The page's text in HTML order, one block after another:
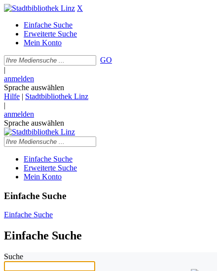
X
Einfache Suche
Erweiterte Suche
Mein Konto
GO
|
anmelden
Sprache auswählen
Hilfe | Stadtbibliothek Linz
|
anmelden
Sprache auswählen
Einfache Suche
Erweiterte Suche
Mein Konto
Einfache Suche
Einfache Suche
Einfache Suche
Suche